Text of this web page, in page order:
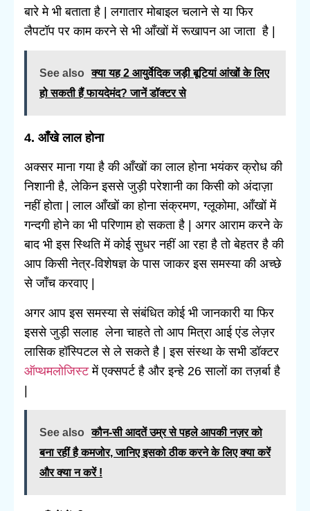
बारे मे भी बताता है | लगातार मोबाइल चलाने से या फिर
लैपटॉप पर काम करने से भी आँखों में रूखापन आ जाता है |
See also
क्या यह 2 आयुर्वेदिक जड़ी बूटियां आंखों के लिए
हो सकती हैं फायदेमंद? जानें डॉक्टर से
4. आँखे लाल होना
अक्सर माना गया है की आँखों का लाल होना भयंकर क्रोध की
निशानी है, लेकिन इससे जुड़ी परेशानी का किसी को अंदाज़ा
नहीं होता | लाल आँखों का होना संक्रमण, ग्लूकोमा, आँखों में
गन्दगी होने का भी परिणाम हो सकता है | अगर आराम करने के
बाद भी इस स्थिति में कोई सुधर नहीं आ रहा है तो बेहतर है की
आप किसी नेत्र-विशेषज्ञ के पास जाकर इस समस्या की अच्छे
से जाँच करवाए |
अगर आप इस समस्या से संबंधित कोई भी जानकारी या फिर
इससे जुड़ी सलाह लेना चाहते तो आप मित्रा आई एंड लेज़र
लासिक हॉस्पिटल से ले सकते है | इस संस्था के सभी डॉक्टर
ऑप्थमलोजिस्टमें एक्सपर्ट है और इन्हे 26 सालों का तज़र्बा है
|
See also
कौन-सी आदतें उम्र से पहले आपकी नज़र को
बना रहीं है कमजोर, जानिए इसको ठीक करने के लिए क्या करें
और क्या न करें !